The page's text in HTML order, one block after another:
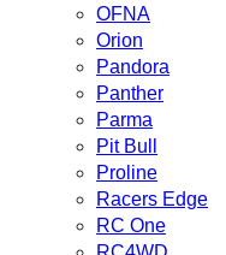
OFNA
Orion
Pandora
Panther
Parma
Pit Bull
Proline
Racers Edge
RC One